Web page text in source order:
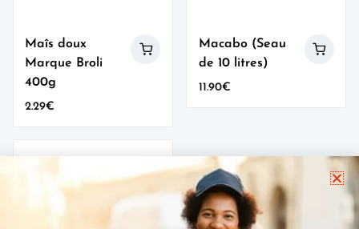
Maîs doux
Marque Broli
400g
2.29€
Macabo (Seau
de 10 litres)
11.90€
wishlist